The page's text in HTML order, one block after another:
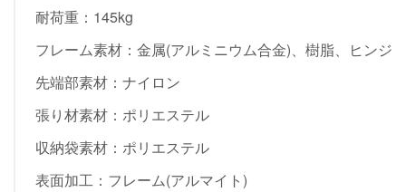
耐荷重：145kg
フレーム素材：金属(アルミニウム合金)、樹脂、ヒンジ
先端部素材：ナイロン
張り材素材：ポリエステル
収納袋素材：ポリエステル
表面加工：フレーム(アルマイト)